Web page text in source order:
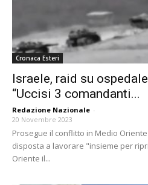
Cronaca Esteri
Israele, raid su
“Uccisi 3 comandanti...
Redazione Nazionale -
20 Novembre 2023
Prosegue il conflitto in Medio
disposta a lavorare "insieme per
Oriente il...